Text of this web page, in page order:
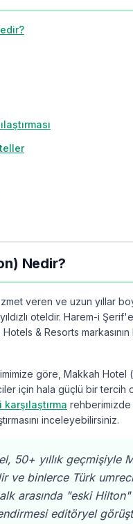
Nedir?
veren ve uzun yıllar
oteldir. Harem-i
& Resorts
göre, Makkah Hotel
için hala güçlü bir tercih
inceleyebilirsiniz.
50+ yıllık geçmişiyle
ve binlerce Türk
arasında "eski
editöryel